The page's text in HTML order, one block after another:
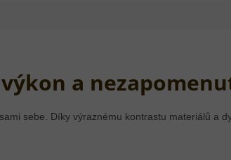
a
sebe. Díky výraznému kontrastu materiálů a